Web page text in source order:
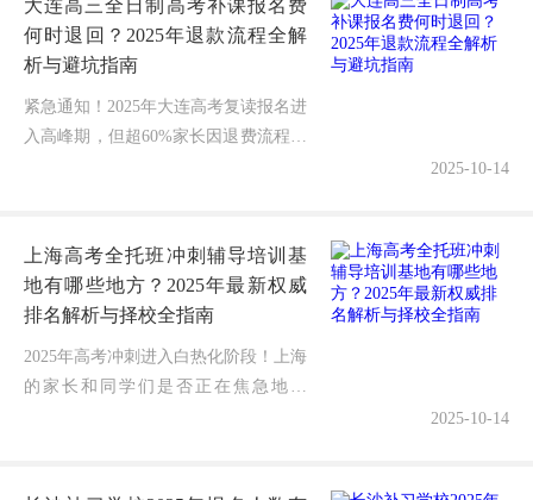
大连高三全日制高考补课报名费
何时退回？2025年退款流程全解
析与避坑指南
紧急通知！2025年大连高考复读报名进
入高峰期，但超60%家长因退费流程不
2025-10-14
上海高考全托班冲刺辅导培训基
地有哪些地方？2025年最新权威
排名解析与择校全指南
2025年高考冲刺进入白热化阶段！上海
的家长和同学们是否正在焦急地搜
2025-10-14